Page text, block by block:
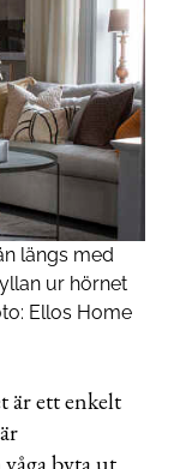
längs med
ur hörnet
Ellos Home
är ett enkelt